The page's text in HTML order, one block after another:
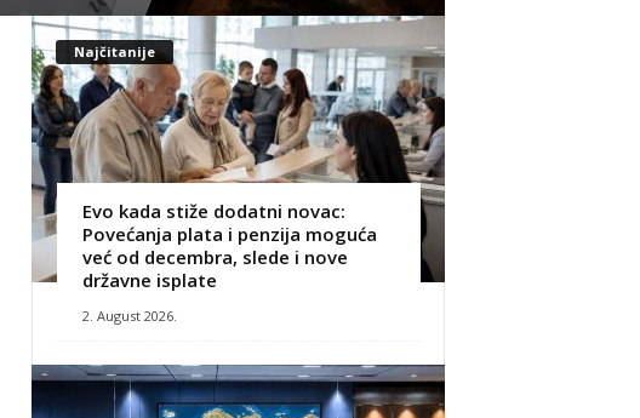
Najčitanije
Evo kada stiže dodatni novac:
Povećanja plata i penzija moguća
već od decembra, slede i nove
državne isplate
2. August 2026.